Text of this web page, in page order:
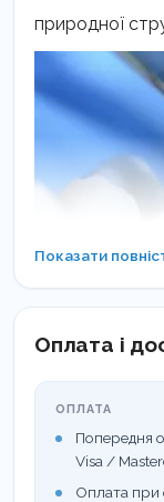
природної
Якщо
Показати
Оплата і
ОПЛАТА
Попередня
Visa /
Оплата при